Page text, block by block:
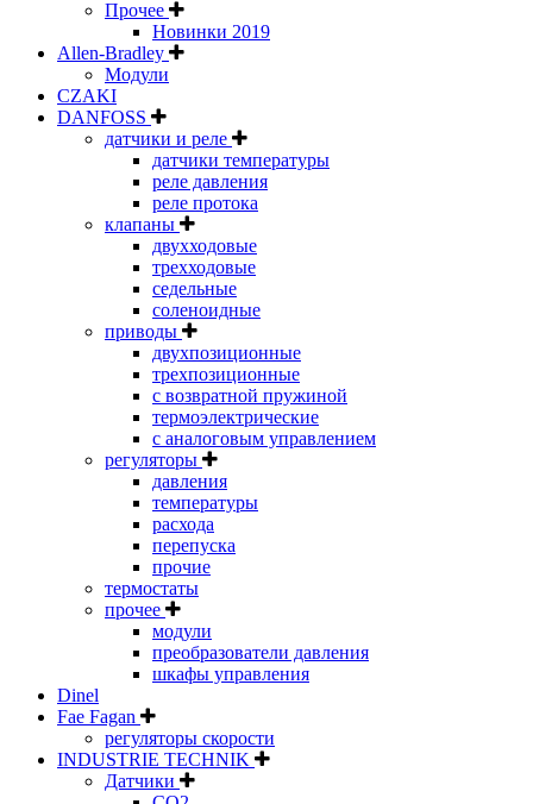
Прочее
Новинки 2019
Allen-Bradley
Модули
CZAKI
DANFOSS
датчики и реле
датчики температуры
реле давления
реле протока
клапаны
двухходовые
трехходовые
седельные
соленоидные
приводы
двухпозиционные
трехпозиционные
с возвратной пружиной
термоэлектрические
с аналоговым управлением
регуляторы
давления
температуры
расхода
перепуска
прочие
термостаты
прочее
модули
преобразователи давления
шкафы управления
Dinel
Fae Fagan
регуляторы скорости
INDUSTRIE TECHNIK
Датчики